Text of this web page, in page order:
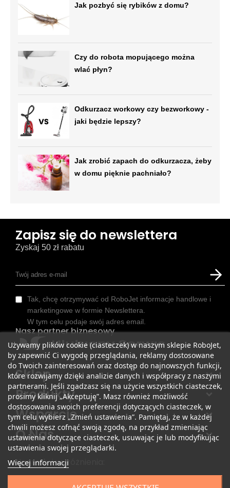
Jak pozbyć się rybików z domu?
Czy do robota mopującego można
wlać płyn?
Odkurzacz workowy czy bezworkowy -
jaki będzie lepszy?
Jak zrobić zapach do odkurzacza, żeby
w domu pięknie pachniało?
Sklep
Produkty
Wsparcie
O Nas
Używamy plików cookie (ciasteczek) w naszym sklepie RoboJet,
by zapewnić Ci wygodę przeglądania, reklamy dostosowane
do Twoich zainteresowań oraz dostęp do najnowszych funkcji,
które rozwijamy dzięki analizie danych i współpracy z naszymi
partnerami. Jeśli zgadzasz się na użycie wszystkich ciasteczek,
prosimy kliknij „Akceptuję”. Masz również możliwość
dostosowania swoich preferencji dotyczących ciasteczek, w
tym celu wybierz „Zmień ustawienia”. Pamiętaj, że w każdej
chwili możesz cofnąć swoją zgodę, na przykład zmieniając
ustawienia dotyczące ciasteczek, usuwając je lub modyfikując
ustawienia swojej przeglądarki.
Więcej informacji
Zapisz się do newslettera
Zyskaj 50 zł rabatu
Tak, chcę otrzymywać od RoboJet informacje handlowe i
marketingowe w formie Newslettera.
W tym celu podaje swój adres email.
Nasz partner biznesowy
Nagrody i wyróżnienia: